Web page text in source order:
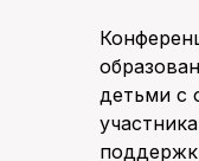
детьми с